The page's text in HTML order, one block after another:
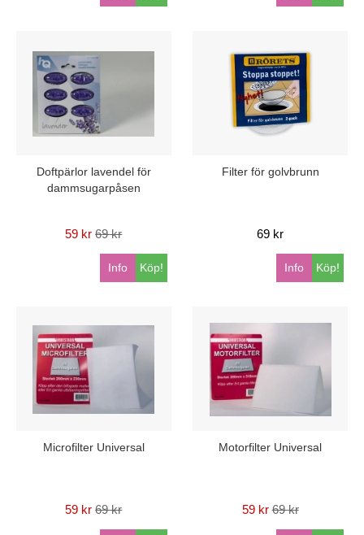
Doftpärlor lavendel för
dammsugarpåsen
59 kr 69 kr
Köp!
Info
Filter för golvbrunn
69 kr
Köp!
Info
Microfilter Universal
59 kr 69 kr
Motorfilter Universal
59 kr 69 kr